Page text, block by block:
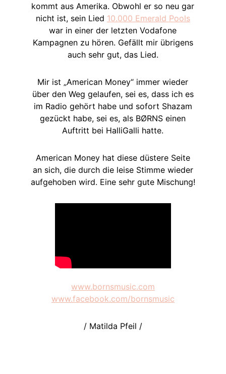
kommt aus Amerika. Obwohl er so neu gar
nicht ist, sein Lied 10.000 Emerald Pools
war in einer der letzten Vodafone
Kampagnen zu hören. Gefällt mir übrigens
auch sehr gut, das Lied.
Mir ist „American Money“ immer wieder
über den Weg gelaufen, sei es, dass ich es
im Radio gehört habe und sofort Shazam
gezückt habe, sei es, als BØRNS einen
Auftritt bei HalliGalli hatte.
American Money hat diese düstere Seite
an sich, die durch die leise Stimme wieder
aufgehoben wird. Eine sehr gute Mischung!
www.bornsmusic.com
www.facebook.com/bornsmusic
/ Matilda Pfeil /